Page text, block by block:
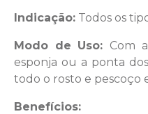
Indicação: Todos os
Modo de Uso: Com
esponja ou a ponta
todo o rosto e pescoço
Benefícios: